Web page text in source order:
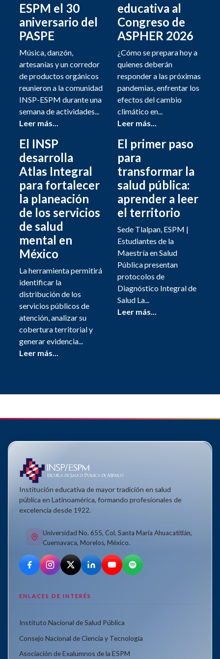
ESPM el 30
aniversario del
PASPE
Música, danzón,
artesanías y un corredor
de productos orgánicos
reunieron a la comunidad
INSP-ESPM durante una
semana de actividades...
Leer más...
educativa al
Congreso de
ASPHER 2026
¿Cómo se prepara hoy a
quienes deberán
responder a las próximas
pandemias, enfrentar los
efectos del cambio
climático en...
Leer más...
El INSP
desarrolla
Atlas Integral
para fortalecer
la planeación
de los servicios
de salud
mental en
México
La herramienta permitirá
identificar la
distribución de los
servicios públicos de
atención, analizar su
cobertura territorial y
generar evidencia...
Leer más...
El primer paso
para
transformar la
salud pública:
aprender a leer
el territorio
Sede Tlalpan, ESPM |
Estudiantes de la
Maestría en Salud
Pública presentan
protocolos de
Diagnóstico Integral de
Salud La...
Leer más...
Institución educativa de mayor tradición en salud
pública en Latinoamérica, formando profesionales de
excelencia desde 1922.
Universidad No. 655, Col. Santa María Ahuacatitlán,
Cuernavaca, Morelos, México.
ENLACES DE INTERÉS
Instituto Nacional de Salud Pública
Consejo Nacional de Ciencia y Tecnología
Asociación de Exalumnos de la ESPM